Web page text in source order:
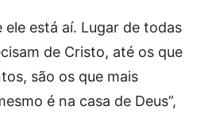
ele está aí. Lugar de todas
de Cristo, até os que
são os que mais
é na casa de Deus”,